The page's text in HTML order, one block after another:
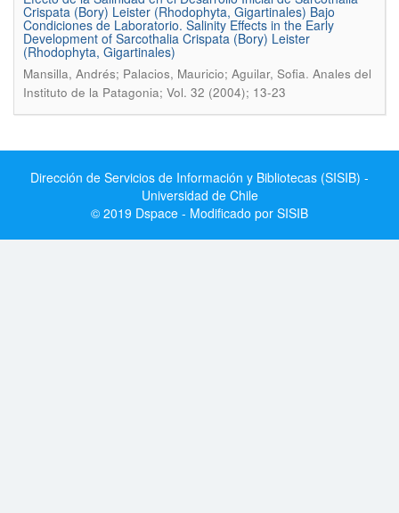
Crispata (Bory) Leister (Rhodophyta, Gigartinales) Bajo
Condiciones de Laboratorio. Salinity Effects in the Early
Development of Sarcothalia Crispata (Bory) Leister
(Rhodophyta, Gigartinales)
Mansilla, Andrés; Palacios, Mauricio; Aguilar, Sofia. Anales del
Instituto de la Patagonia; Vol. 32 (2004); 13-23
Dirección de Servicios de Información y Bibliotecas (SISIB) -
Universidad de Chile
© 2019 Dspace - Modificado por SISIB